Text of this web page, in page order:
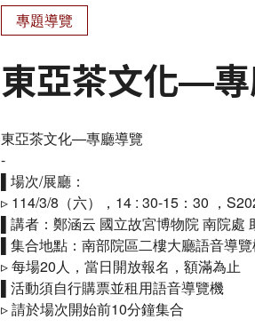
專題導覽
東亞茶文化—
東亞茶文化—專廳導覽
-
▌場次/展廳：
▹ 114/3/8（六），14 : 30-15：30 ，
▌講者：鄭涵云 國立故宮博物院 南院處
▌集合地點：南部院區二樓大廳語音導
▹ 每場20人，當日開放報名，額滿為止
▌活動須自行購票並租用語音導覽機
▹ 請於場次開始前10分鐘集合